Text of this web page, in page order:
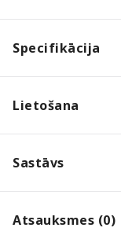
Specifikācija
Lietošana
Sastāvs
Atsauksmes (0)